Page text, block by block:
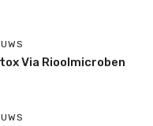
Via Rioolmicroben